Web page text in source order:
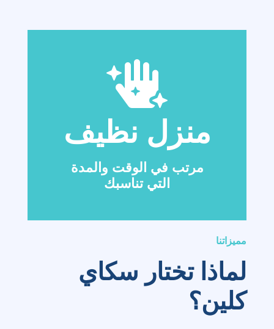
منزل نظيف
مرتب في الوقت والمدة
التي تناسبك
مميزاتنا
لماذا تختار سكاي
كلين؟